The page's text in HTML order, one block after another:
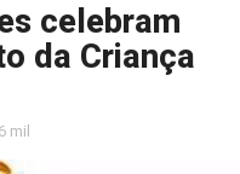
celebram
da Criança
mil